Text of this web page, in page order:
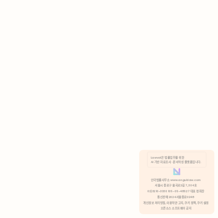
분석 쿠키 허용
Lawvot은 법률업무를 위한
AI 기반 자료조사 · 문서작성 플랫폼입니다.
안국법률사무소 www.anguklaw.com
서울시 종로구 율곡로2길 7, 304호
02)3210-3330 105-05-48527 대표 정희찬
통신판매 2024서울종로0248
개인정보 처리방침, 이용약관 고지, 쿠키 정책, 쿠키 설정
오픈소스 소프트웨어 공지